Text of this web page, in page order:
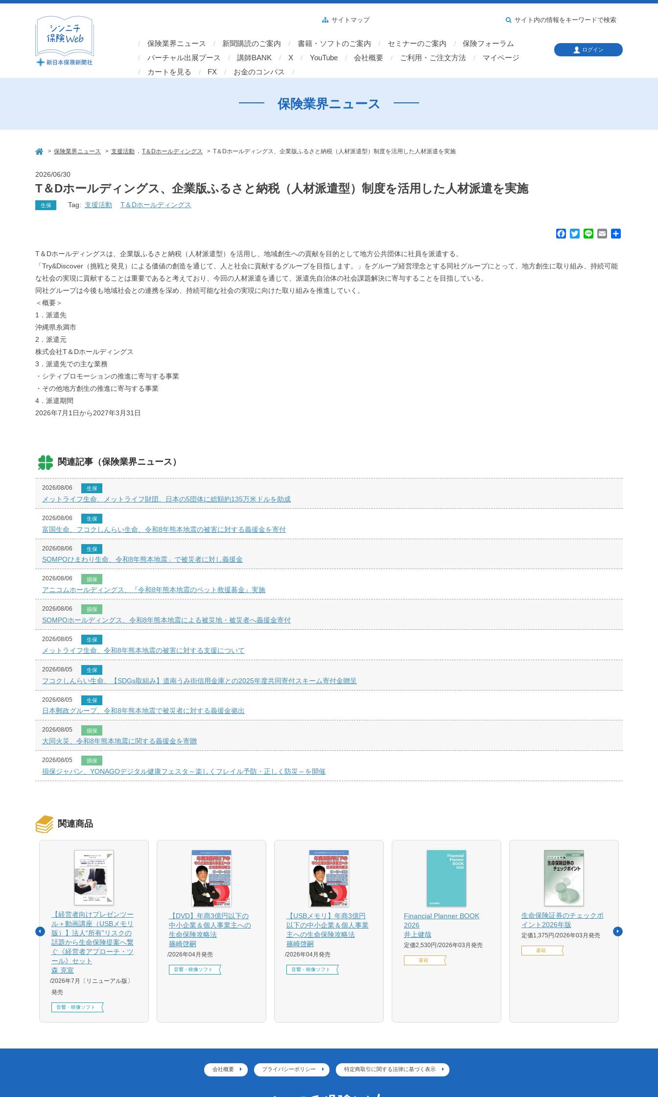
保険業界ニュース 新聞購読のご案内 書籍・ソフトのご案内 セミナーのご案内
保険フォーラム
バーチャル出展ブース
講師BANK X YouTube 会社概要 ご利用・ご注文方法
マイページ
カートを見る
FX お金のコンパス
サイトマップ サイト内の情報をキーワードで検索
ログイン
保険業界ニュース
> 保険業界ニュース > 支援活動 T＆Dホールディングス > T＆Dホールディングス、企業版ふるさと納税（人材派遣型）制度を活用した人材派遣を実施
2026/06/30
T＆Dホールディングス、企業版ふるさと納税（人材派遣型）制度を活用した人材派遣を実施
生保 Tag: 支援活動 T＆Dホールディングス
e
t
e
i
T＆Dホールディングスは、企業版ふるさと納税（人材派遣型）を活用し、地域創生への貢献を目的として地方公共団体に社員を派遣する。
「Try&Discover（挑戦と発見）による価値の創造を通じて、人と社会に貢献するグループを目指します。」をグループ経営理念とする同社グループにとって、地方創生に取り組み、持続可能
な社会の実現に貢献することは重要であると考えており、今回の人材派遣を通じて、派遣先自治体の社会課題解決に寄与することを目指している。
同社グループは今後も地域社会との連携を深め、持続可能な社会の実現に向けた取り組みを推進していく。
＜概要＞
1．派遣先
沖縄県糸満市
2．派遣元
株式会社T＆Dホールディングス
3．派遣先での主な業務
・シティプロモーションの推進に寄与する事業
・その他地方創生の推進に寄与する事業
4．派遣期間
2026年7月1日から2027年3月31日
関連記事（保険業界ニュース）
2026/08/06 生保
メットライフ生命、メットライフ財団、日本の5団体に総額約135万米ドルを助成
2026/08/06 生保
富国生命、フコクしんらい生命、令和8年熊本地震の被害に対する義援金を寄付
2026/08/06 生保
SOMPOひまわり生命、令和8年熊本地震」で被災者に対し義援金
2026/08/06 損保
アニコムホールディングス、『令和8年熊本地震のペット救援募金』実施
2026/08/06 損保
SOMPOホールディングス、令和8年熊本地震による被災地・被災者へ義援金寄付
2026/08/05 生保
メットライフ生命、令和8年熊本地震の被害に対する支援について
2026/08/05 生保
フコクしんらい生命、【SDGs取組み】道南うみ街信用金庫との2025年度共同寄付スキーム寄付金贈呈
2026/08/05 生保
日本郵政グループ、令和8年熊本地震で被災者に対する義援金拠出
2026/08/05 損保
大同火災、令和8年熊本地震に関する義援金を寄贈
2026/08/05 損保
損保ジャパン、YONAGOデジタル健康フェスタ～楽しくフレイル予防・正しく防災～を開催
関連商品
【経営者向けプレゼンツー
ル＋動画講座（USBメモリ
版）】法人“所有”リスクの
話題から生命保険提案へ繋
ぐ《経営者アプローチ・ツ
ール》セット
森 克宣
2026年7月〔リニューアル版〕
発売
音響・映像ソフト
【DVD】年商3億円以下の
中小企業＆個人事業主への
生命保険攻略法
篠崎啓嗣
2026年04月発売
音響・映像ソフト
【USBメモリ】年商3億円
以下の中小企業＆個人事業
主への生命保険攻略法
篠崎啓嗣
2026年04月発売
音響・映像ソフト
Financial Planner BOOK
2026
井上健哉
定価2,530円 2026年03月発売
書籍
生命保険証券のチェックポ
イント2026年版
定価1,375円 2026年03月発売
書籍
会社概要 プライバシーポリシー 特定商取引に関する法律に基づく表示